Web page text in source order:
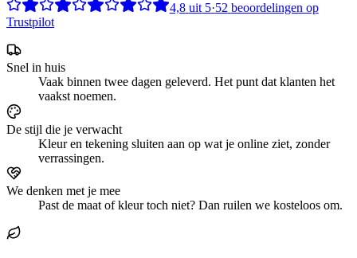
4,8 uit5·52 beoordelingen op
Trustpilot
Snel in huis
Vaak binnen twee dagen geleverd. Het punt dat klanten het
vaakst noemen.
De stijl die je verwacht
Kleur en tekening sluiten aan op wat je online ziet, zonder
verrassingen.
We denken met je mee
Past de maat of kleur toch niet? Dan ruilen we kosteloos om.